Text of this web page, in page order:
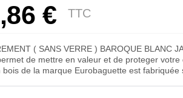
€ TTC
( SANS VERRE ) BAROQUE BLANC
de mettre en valeur et de proteger
bois de la marque Eurobaguette est fabriquée